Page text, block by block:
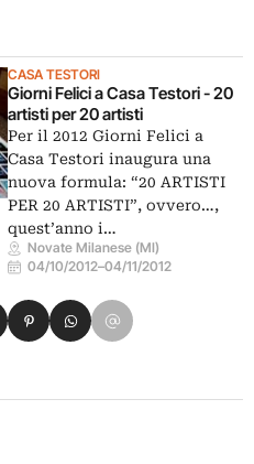
CASA TESTORI
Giorni Felici a Casa Testori - 20
artisti per 20 artisti
Per il 2012 Giorni Felici a
Casa Testori inaugura una
nuova formula: “20 ARTISTI
PER 20 ARTISTI”, ovvero…,
quest’anno i…
Novate Milanese (MI)
04/10/2012–04/11/2012
su Xsu LinkedIn
Condividi su Pinterest
Condividi su WhatsApp
Condividi su Email